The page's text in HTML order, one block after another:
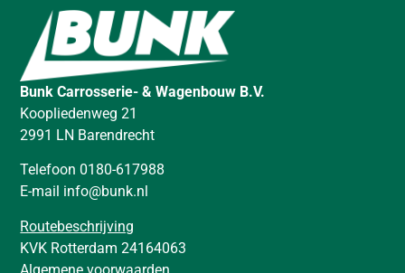
Bunk Carrosserie- & Wagenbouw B.V.
Koopliedenweg 21
2991 LN Barendrecht
Telefoon 0180-617988
E-mail info@bunk.nl
Routebeschrijving
KVK Rotterdam 24164063
Algemene voorwaarden